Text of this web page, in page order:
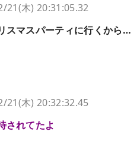
21(木) 20:31:05.32
スマスパーティに行くから…
21(木) 20:32:32.45
されてたよ